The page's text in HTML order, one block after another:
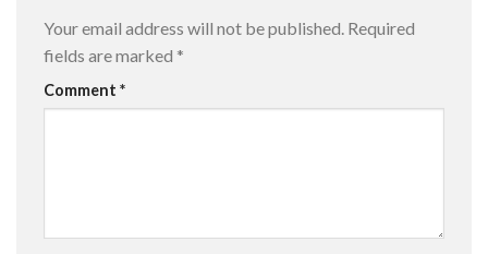
Your email address will not be published. Required
fields are marked *
Comment *